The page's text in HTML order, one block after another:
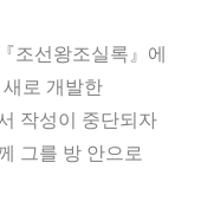
조선왕조실록』에
로 개발한
작성이 중단되자
그를 방 안으로